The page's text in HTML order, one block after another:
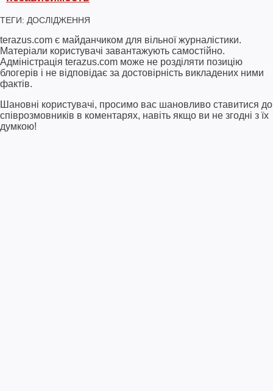
ТЕГИ: ДОСЛІДЖЕННЯ
terazus.com є майданчиком для вільної журналістики.
Матеріали користувачі завантажують самостійно.
Адміністрація terazus.com може не розділяти позицію
блогерів і не відповідає за достовірність викладених ними
фактів.
Шановні користувачі, просимо вас шановливо ставитися до
співрозмовників в коментарях, навіть якщо ви не згодні з їх
думкою!